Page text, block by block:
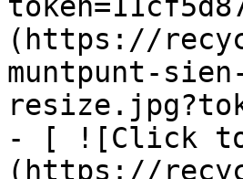
(https://
muntpunt-
- [ ![Click to
(https://